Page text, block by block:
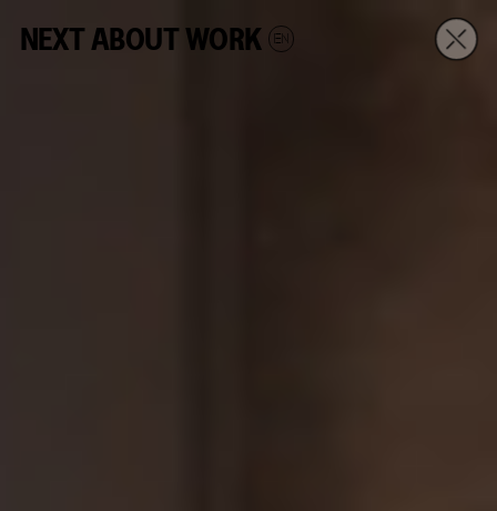
NEXT ABOUT WORK EN